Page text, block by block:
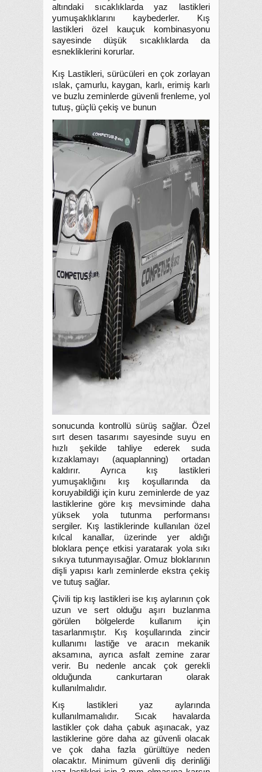
altındaki sıcaklıklarda yaz lastikleri
yumuşaklıklarını kaybederler. Kış
lastikleri özel kauçuk kombinasyonu
sayesinde düşük sıcaklıklarda da
esnekliklerini korurlar.
Kış Lastikleri, sürücüleri en çok zorlayan
ıslak, çamurlu, kaygan, karlı, erimiş karlı
ve buzlu zeminlerde güvenli frenleme, yol
tutuş, güçlü çekiş ve bunun
sonucunda kontrollü sürüş sağlar. Özel
sırt desen tasarımı sayesinde suyu en
hızlı şekilde tahliye ederek suda
kızaklamayı (aquaplanning) ortadan
kaldırır. Ayrıca kış lastikleri
yumuşaklığını kış koşullarında da
koruyabildiği için kuru zeminlerde de yaz
lastiklerine göre kış mevsiminde daha
yüksek yola tutunma performansı
sergiler. Kış lastiklerinde kullanılan özel
kılcal kanallar, üzerinde yer aldığı
bloklara pençe etkisi yaratarak yola sıkı
sıkıya tutunmayısağlar. Omuz bloklarının
dişli yapısı karlı zeminlerde ekstra çekiş
ve tutuş sağlar.
Çivili tip kış lastikleri ise kış aylarının çok
uzun ve sert olduğu aşırı buzlanma
görülen bölgelerde kullanım için
tasarlanmıştır. Kış koşullarında zincir
kullanımı lastiğe ve aracın mekanik
aksamına, ayrıca asfalt zemine zarar
verir. Bu nedenle ancak çok gerekli
olduğunda cankurtaran olarak
kullanılmalıdır.
Kış lastikleri yaz aylarında
kullanılmamalıdır. Sıcak havalarda
lastikler çok daha çabuk aşınacak, yaz
lastiklerine göre daha az güvenli olacak
ve çok daha fazla gürültüye neden
olacaktır. Minimum güvenli diş derinliği